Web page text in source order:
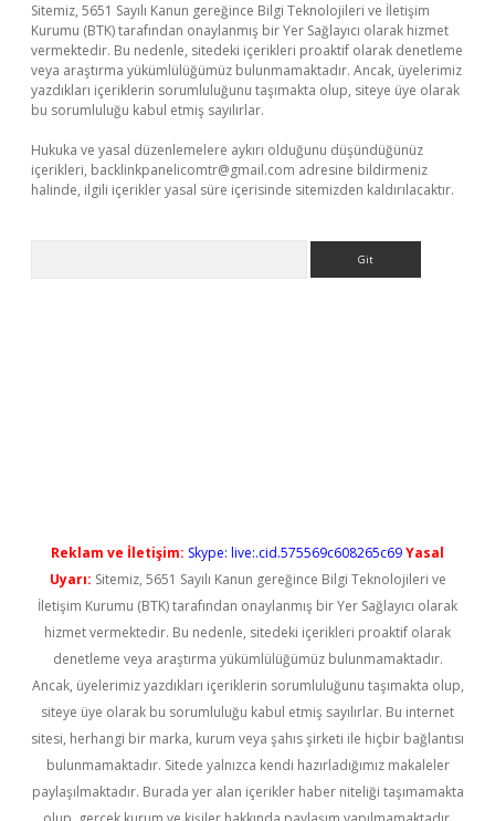
Sitemiz, 5651 Sayılı Kanun gereğince Bilgi Teknolojileri ve İletişim
Kurumu (BTK) tarafından onaylanmış bir Yer Sağlayıcı olarak hizmet
vermektedir. Bu nedenle, sitedeki içerikleri proaktif olarak denetleme
veya araştırma yükümlülüğümüz bulunmamaktadır. Ancak, üyelerimiz
yazdıkları içeriklerin sorumluluğunu taşımakta olup, siteye üye olarak
bu sorumluluğu kabul etmiş sayılırlar.
Hukuka ve yasal düzenlemelere aykırı olduğunu düşündüğünüz
içerikleri, backlinkpanelicomtr@gmail.com adresine bildirmeniz
halinde, ilgili içerikler yasal süre içerisinde sitemizden kaldırılacaktır.
Reklam ve İletişim: Skype: live:.cid.575569c608265c69Yasal
Uyarı: Sitemiz, 5651 Sayılı Kanun gereğince Bilgi Teknolojileri ve
İletişim Kurumu (BTK) tarafından onaylanmış bir Yer Sağlayıcı olarak
hizmet vermektedir. Bu nedenle, sitedeki içerikleri proaktif olarak
denetleme veya araştırma yükümlülüğümüz bulunmamaktadır.
Ancak, üyelerimiz yazdıkları içeriklerin sorumluluğunu taşımakta olup,
siteye üye olarak bu sorumluluğu kabul etmiş sayılırlar. Bu internet
sitesi, herhangi bir marka, kurum veya şahıs şirketi ile hiçbir bağlantısı
bulunmamaktadır. Sitede yalnızca kendi hazırladığımız makaleler
paylaşılmaktadır. Burada yer alan içerikler haber niteliği taşımamakta